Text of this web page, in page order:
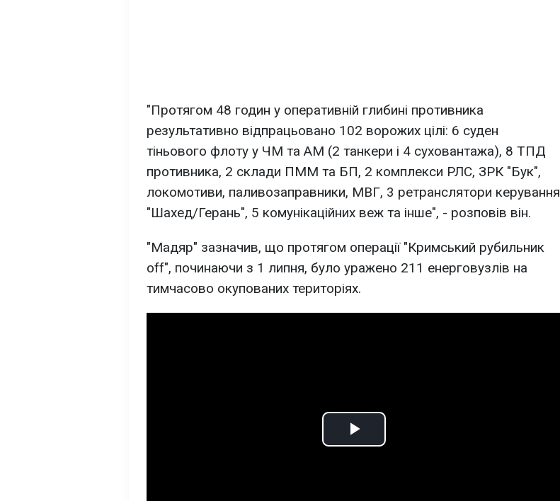
"Протягом 48 годин у оперативній глибині противника
результативно відпрацьовано 102 ворожих цілі: 6 суден
тіньового флоту у ЧМ та АМ (2 танкери і 4 суховантажа), 8 ТПД
противника, 2 склади ПММ та БП, 2 комплекси РЛС, ЗРК "Бук",
локомотиви, паливозаправники, МВГ, 3 ретранслятори керування
"Шахед/Герань", 5 комунікаційних веж та інше", - розповів він.
"Мадяр" зазначив, що протягом операції "Кримський рубильник
off", починаючи з 1 липня, було уражено 211 енерговузлів на
тимчасово окупованих територіях.
Play